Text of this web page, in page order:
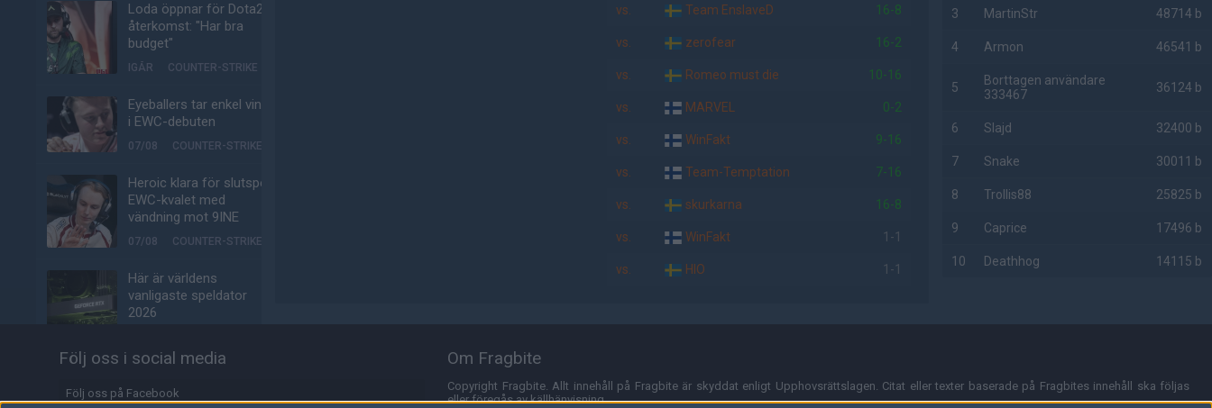
Loda öppnar för Dota2-
återkomst: "Har bra
budget"
IGÅR COUNTER-STRIKE
Eyeballers tar enkel vinst
i EWC-debuten
07/08 COUNTER-STRIKE
Heroic klara för slutspel i
EWC-kvalet med
vändning mot 9INE
07/08 COUNTER-STRIKE
Här är världens
vanligaste speldator
2026
runboost – som om det
vs. Team EnslaveD 16-8
vs. zerofear 16-2
vs. Romeo must die 10-16
vs. MARVEL 0-2
vs. WinFakt 9-16
vs. Team-Temptation 7-16
vs. skurkarna 16-8
vs. WinFakt 1-1
vs. HIO 1-1
3 MartinStr 48714 b
4 Armon 46541 b
5
Borttagen användare
333467
36124 b
6 Slajd 32400 b
7 Snake 30011 b
8 Trollis88 25825 b
9 Caprice 17496 b
10 Deathhog 14115 b
Följ oss i social media
Följ oss på Facebook
Om Fragbite
Copyright Fragbite. Allt innehåll på Fragbite är skyddat enligt Upphovsrättslagen. Citat eller texter baserade på Fragbites innehåll ska följas
eller föregås av källhänvisning.